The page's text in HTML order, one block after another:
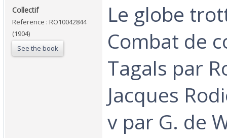
‎Collectif‎
Reference : RO10042844
(1904)
See the book
‎Le globe
Combat de
Tagals par
Jacques
v par G. de